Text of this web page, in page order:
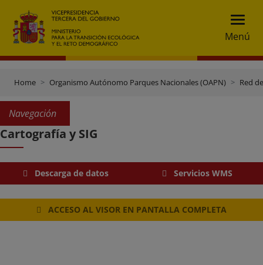
Menú
Home Organismo Autónomo Parques Nacionales (OAPN) Red
Navegación
Cartografía y SIG
Descarga de datos Servicios WMS
ACCESO AL VISOR EN PANTALLA COMPLETA